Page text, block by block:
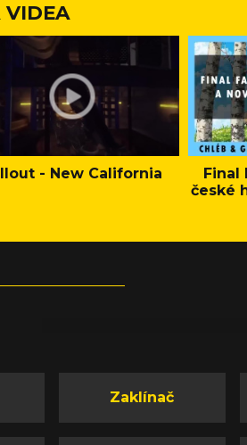
VIDEA
- New California
Final
české
Zaklínač